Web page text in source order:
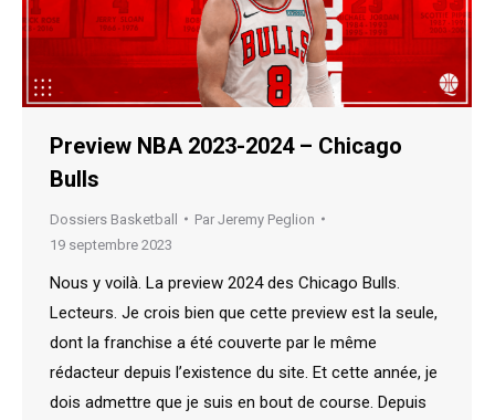
Preview NBA 2023-2024 – Chicago
Bulls
Dossiers Basketball Par Jeremy Peglion
19 septembre 2023
Nous y voilà. La preview 2024 des Chicago Bulls.
Lecteurs. Je crois bien que cette preview est la seule,
dont la franchise a été couverte par le même
rédacteur depuis l’existence du site. Et cette année, je
dois admettre que je suis en bout de course. Depuis